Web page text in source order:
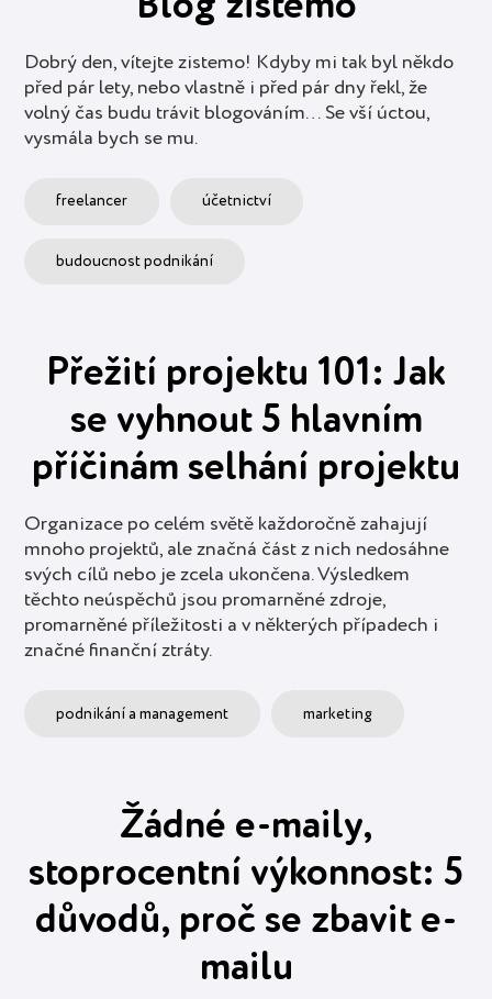
Dobrý den, vítejte zistemo! Kdyby mi tak byl někdo
před pár lety, nebo vlastně i před pár dny řekl, že
volný čas budu trávit blogováním… Se vší úctou,
vysmála bych se mu.
freelancer účetnictví
budoucnost podnikání
Přežití projektu 101: Jak
se vyhnout 5 hlavním
příčinám selhání projektu
Organizace po celém světě každoročně zahajují
mnoho projektů, ale značná část z nich nedosáhne
svých cílů nebo je zcela ukončena. Výsledkem
těchto neúspěchů jsou promarněné zdroje,
promarněné příležitosti a v některých případech i
značné finanční ztráty.
podnikání a management marketing
Žádné e-maily,
stoprocentní výkonnost: 5
důvodů, proč se zbavit e-
mailu